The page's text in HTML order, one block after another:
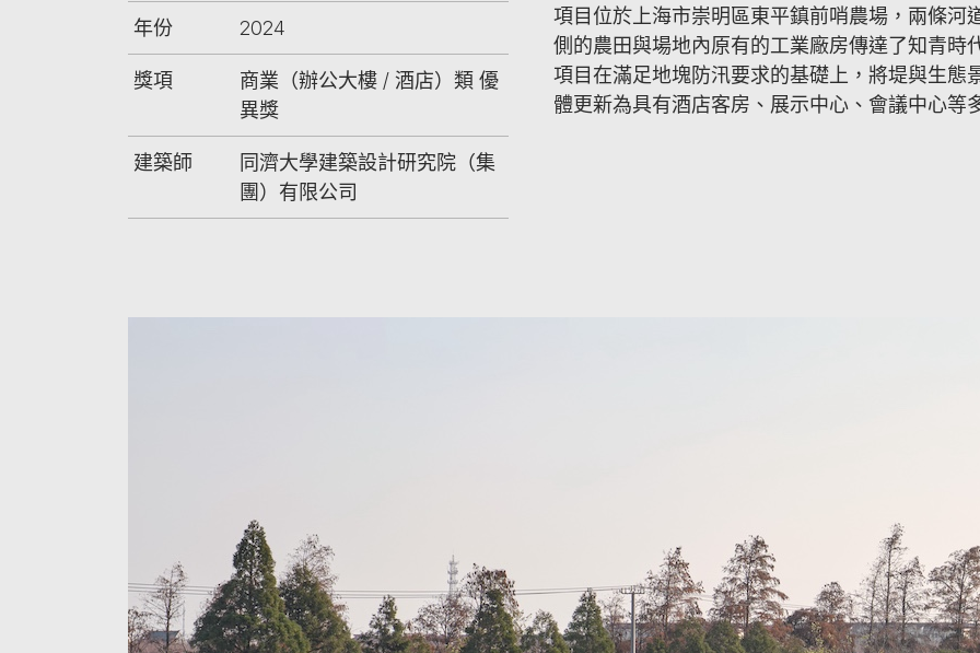
年份 2024
獎項
商業（辦公大樓 / 酒店）類 優
異獎
建築師
同濟大學建築設計研究院（集
團）有限公司
項目位於上海市崇明區東平鎮前哨農場，兩條河
側的農田與場地內原有的工業廠房傳達了知青時
項目在滿足地塊防汛要求的基礎上，將堤與生態
體更新為具有酒店客房、展示中心、會議中心等